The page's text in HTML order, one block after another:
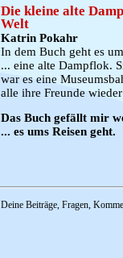
Die kleine alte
Welt
Katrin Pokahr
In dem Buch geht es
... eine alte Dampflok.
war es eine
alle ihre Freunde
Das Buch gefällt mir
... es ums Reisen geht.
Deine Beiträge, Fragen,